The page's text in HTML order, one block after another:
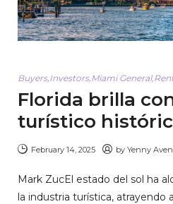
Buyers, Investors, Miami General,
Florida brilla
turístico
February 14, 2025 by Yenny
Mark ZucEl estado del sol ha
la industria turística, atrayendo